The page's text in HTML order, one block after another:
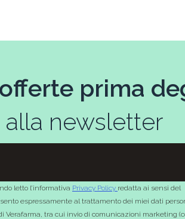
prima
alla newsletter
letto l’informativa Privacy Policy redatta ai sensi del
espressamente al trattamento dei miei dati
Verafarma, tra cui invio di comunicazioni marketing